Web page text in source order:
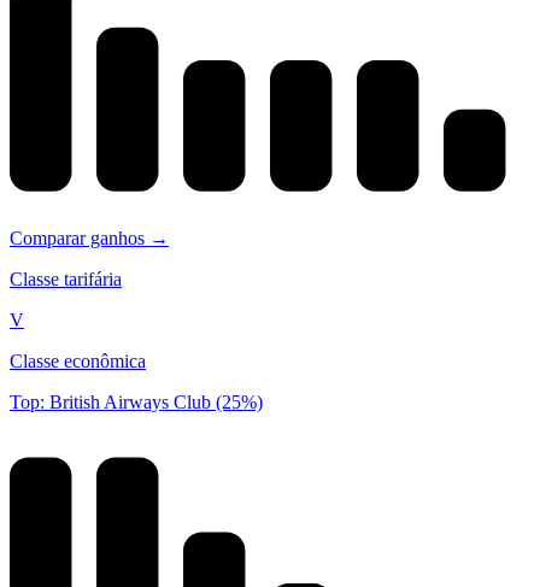
Comparar ganhos →
Classe tarifária
V
Classe econômica
Top: British Airways Club (25%)